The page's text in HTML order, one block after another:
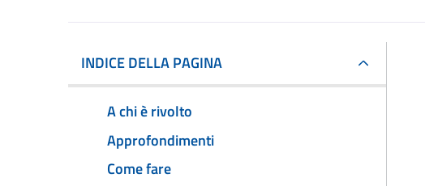
INDICE DELLA PAGINA
A chi è rivolto
Approfondimenti
Come fare